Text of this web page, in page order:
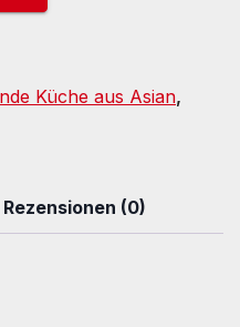
Küche aus Asian,
Rezensionen (0)